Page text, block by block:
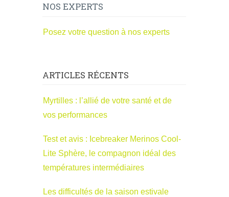
NOS EXPERTS
Posez votre question à nos experts
ARTICLES RÉCENTS
Myrtilles : l’allié de votre santé et de
vos performances
Test et avis : Icebreaker Merinos Cool-
Lite Sphère, le compagnon idéal des
températures intermédiaires
Les difficultés de la saison estivale